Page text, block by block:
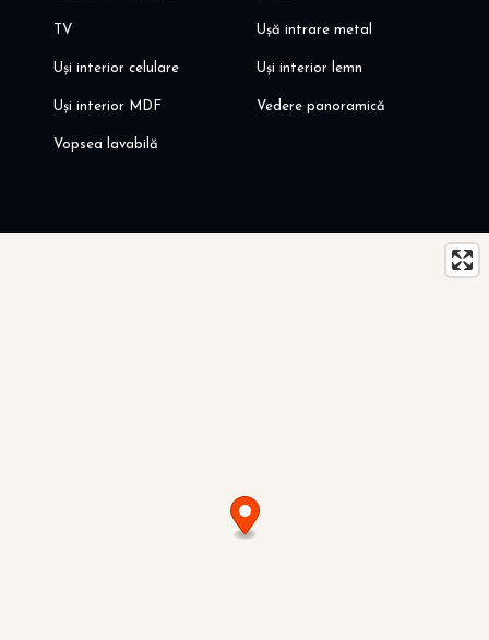
TV Ușă intrare metal
Uși interior celulare Uși interior lemn
Uși interior MDF Vedere panoramică
Vopsea lavabilă